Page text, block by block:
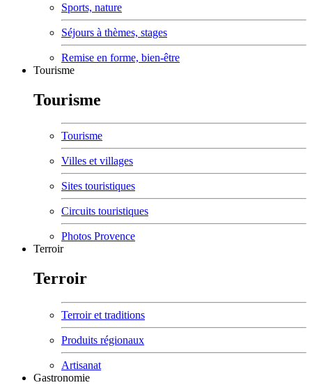
Sports, nature
Séjours à thèmes, stages
Remise en forme, bien-être
Tourisme
Tourisme
Tourisme
Villes et villages
Sites touristiques
Circuits touristiques
Photos Provence
Terroir
Terroir
Terroir et traditions
Produits régionaux
Artisanat
Gastronomie